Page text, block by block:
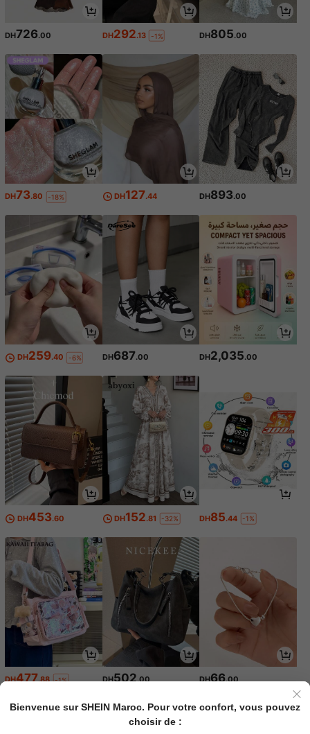
DH726.00 DH292.13 -1% DH805.00
DH73.80 -18% DH127.44 DH893.00
DH259.40 -6% DH687.00 DH2,035.00
DH453.60 DH152.81 -32% DH85.44 -1%
DH477.88 -1% DH502.00 DH66.00
Bienvenue sur SHEIN Maroc. Pour votre confort, vous pouvez
choisir de :